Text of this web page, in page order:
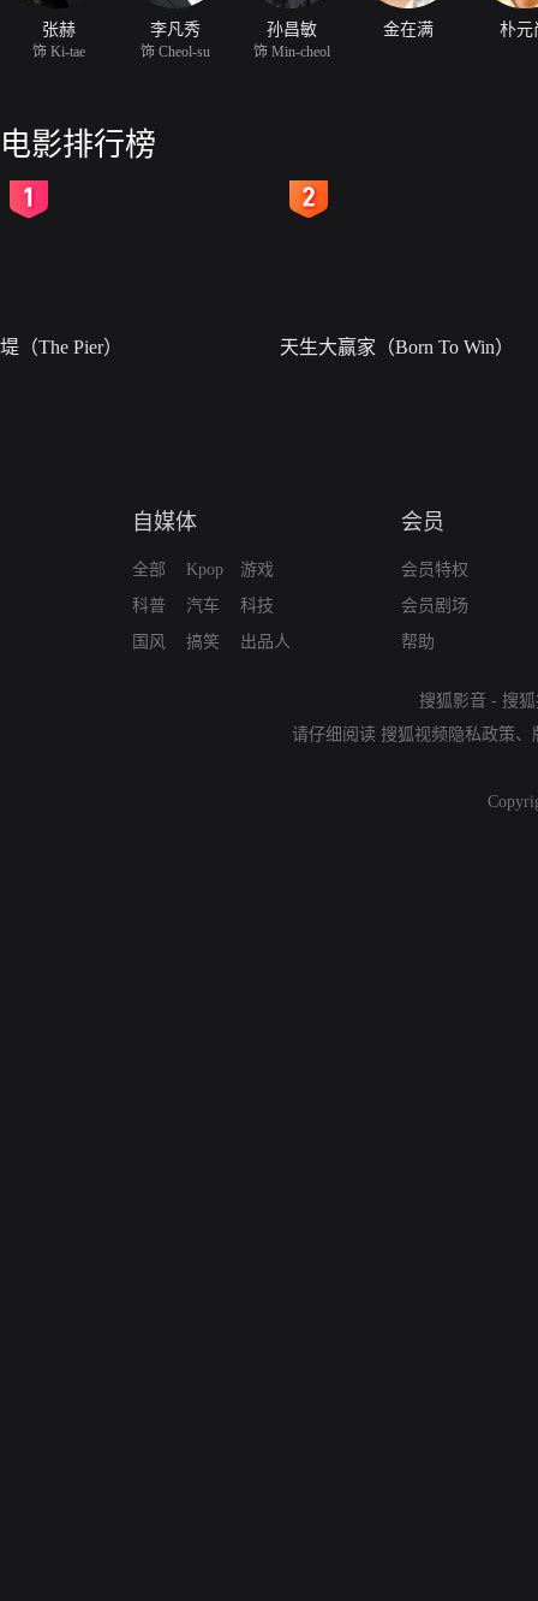
张赫
饰 Ki-tae
李凡秀
饰 Cheol-su
孙昌敏
饰 Min-cheol
金在满 朴元
电影排行榜
堤（The Pier） 天生大赢家（Born To Win）
自媒体
全部
科普
国风
Kpop
汽车
搞笑
游戏
科技
出品人
会员
会员特权
会员剧场
帮助
搜狐影音 - 搜
请仔细阅读 搜狐视频隐私政策、